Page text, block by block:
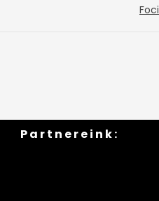
Foci
Partnereink: